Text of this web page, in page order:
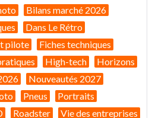
Bilans marché 2026
Dans Le Rétro
pilote
Fiches techniques
High-tech
Horizons
Nouveautés 2027
Pneus
Portraits
Roadster Vie des entreprises